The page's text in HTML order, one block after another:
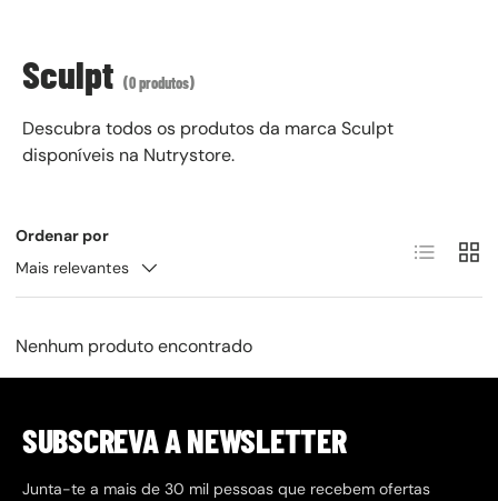
Sculpt (0 produtos)
Descubra todos os produtos da marca Sculpt
disponíveis na Nutrystore.
Ordenar por
Mais relevantes
Lista
Nenhum produto encontrado
SUBSCREVA A NEWSLETTER
Junta-te a mais de 30 mil pessoas que recebem ofertas